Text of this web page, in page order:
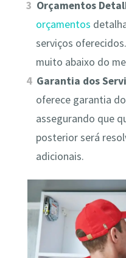
Orçamentos
orçamentos
serviços
muito abaixo do
Garantia dos
oferece garantia
assegurando que
posterior será
adicionais.